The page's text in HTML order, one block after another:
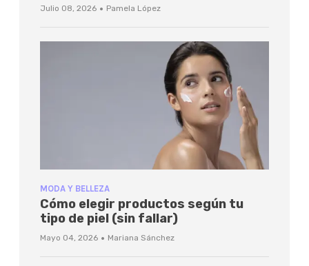
Julio 08, 2026 · Pamela López
MODA Y BELLEZA
Cómo elegir productos según tu
tipo de piel (sin fallar)
Mayo 04, 2026 · Mariana Sánchez